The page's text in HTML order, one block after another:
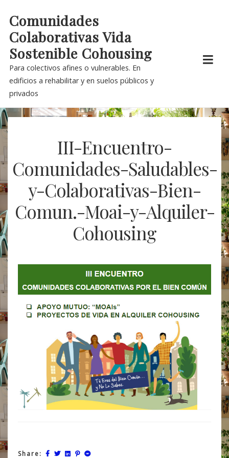
content
Comunidades
Colaborativas Vida
Sostenible Cohousing
Para colectivos afines o vulnerables. En
edificios a rehabilitar y en suelos públicos y
privados
III-Encuentro-
Comunidades-Saludables-
y-Colaborativas-Bien-
Comun.-Moai-y-Alquiler-
Cohousing
Share: